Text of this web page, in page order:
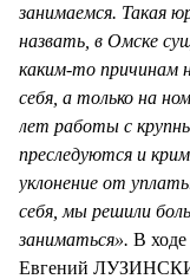
занимаемся. Такая
назвать, в Омске
каким-то причинам
себя, а только на
лет работы с
преследуются и
уклонение от
себя, мы решили
заниматься». В ходе
Евгений